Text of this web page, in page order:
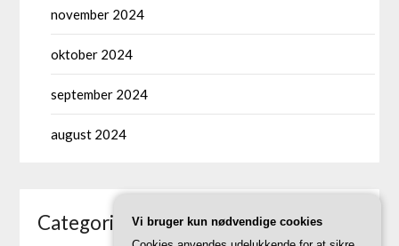
november 2024
oktober 2024
september 2024
august 2024
CategoriesVi bruger kun nødvendige cookies